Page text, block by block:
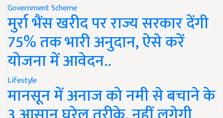
Government Scheme
मुर्रा भैंस खरीद पर राज्य सरकार देंगी
75% तक भारी अनुदान, ऐसे करें
योजना में आवेदन..
Lifestyle
मानसून में अनाज को नमी से बचाने के